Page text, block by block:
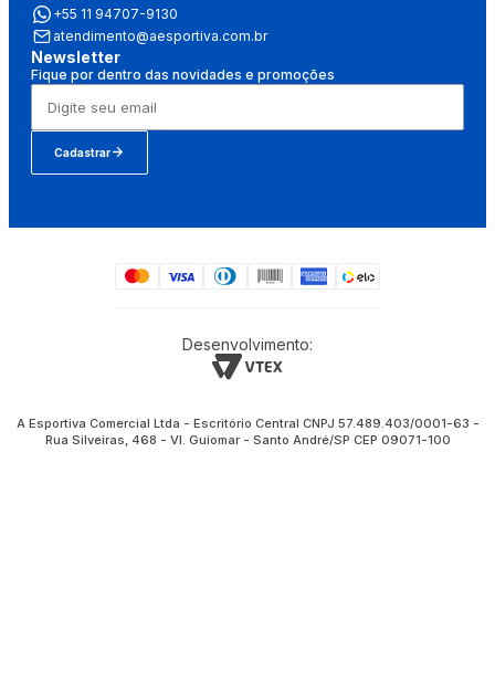
+55 11 94707-9130
atendimento@aesportiva.com.br
Newsletter
Fique por dentro das novidades e promoções
Cadastrar
Desenvolvimento:
A Esportiva Comercial Ltda - Escritório Central CNPJ 57.489.403/0001-63 -
Rua Silveiras, 468 - Vl. Guiomar - Santo André/SP CEP 09071-100